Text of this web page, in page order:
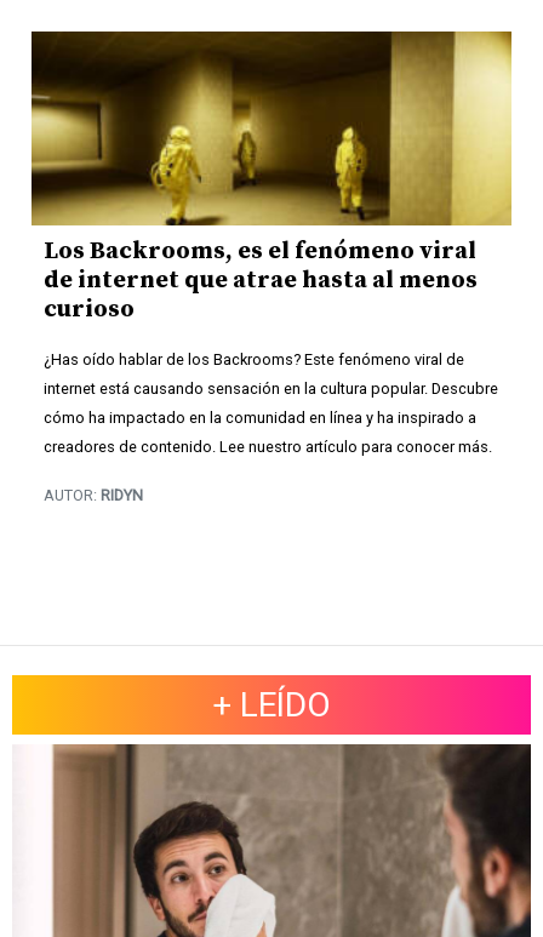
Los Backrooms, es el fenómeno viral
de internet que atrae hasta al menos
curioso
¿Has oído hablar de los Backrooms? Este fenómeno viral de
internet está causando sensación en la cultura popular. Descubre
cómo ha impactado en la comunidad en línea y ha inspirado a
creadores de contenido. Lee nuestro artículo para conocer más.
AUTOR: RIDYN
+ LEÍDO